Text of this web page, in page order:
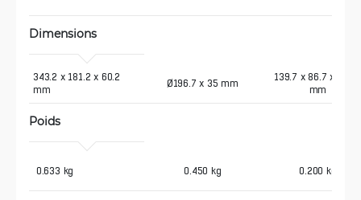
Dimensions
343.2 x 181.2 x 60.2
mm
Ø196.7 x 35 mm
139.7 x 86.7 x 25.75
mm
Poids
0.633 kg 0.450 kg 0.200 kg